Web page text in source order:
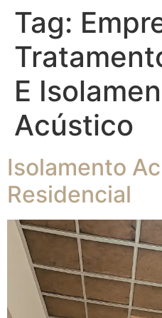
Tag:
E
Acústico
Isolamento
Residencial